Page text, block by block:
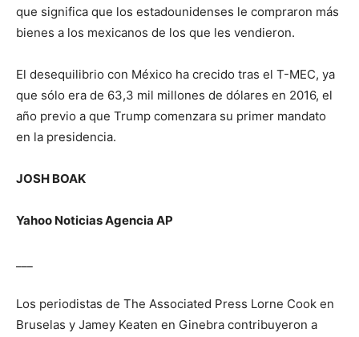
que significa que los estadounidenses le compraron más
bienes a los mexicanos de los que les vendieron.
El desequilibrio con México ha crecido tras el T-MEC, ya
que sólo era de 63,3 mil millones de dólares en 2016, el
año previo a que Trump comenzara su primer mandato
en la presidencia.
JOSH BOAK
Yahoo Noticias Agencia AP
Los periodistas de The Associated Press Lorne Cook en
Bruselas y Jamey Keaten en Ginebra contribuyeron a